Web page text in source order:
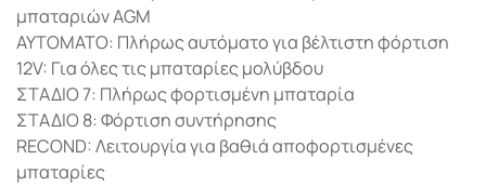
βαθμολογία
πελάτη
μπαταριών AGM
ΑΥΤΟΜΑΤΟ: Πλήρως αυτόματο για βέλτιστη φόρτιση
12V: Για όλες τις μπαταρίες μολύβδου
ΣΤΑΔΙΟ 7: Πλήρως φορτισμένη μπαταρία
ΣΤΑΔΙΟ 8: Φόρτιση συντήρησης
RECOND: Λειτουργία για βαθιά αποφορτισμένες
μπαταρίες